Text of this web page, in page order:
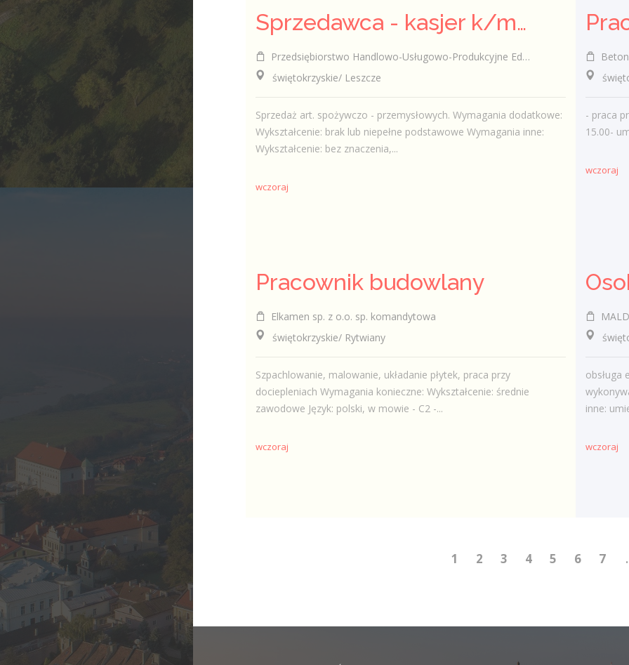
Sprzedawca - kasjer k/m/inni
Przedsiębiorstwo Handlowo-Usługowo-Produkcyjne Edward Kasza
świętokrzyskie/ Leszcze
Sprzedaż art. spożywczo - przemysłowych. Wymagania dodatkowe:
Wykształcenie: brak lub niepełne podstawowe Wymagania inne:
Wykształcenie: bez znaczenia,...
wczoraj
- praca
15.00-
wczoraj
Pracownik budowlany
Elkamen sp. z o.o. sp. komandytowa
świętokrzyskie/ Rytwiany
Szpachlowanie, malowanie, układanie płytek, praca przy
dociepleniach Wymagania konieczne: Wykształcenie: średnie
zawodowe Język: polski, w mowie - C2 -...
wczoraj
obsługa
inne:
wczoraj
1 2 3 4 5 6 7